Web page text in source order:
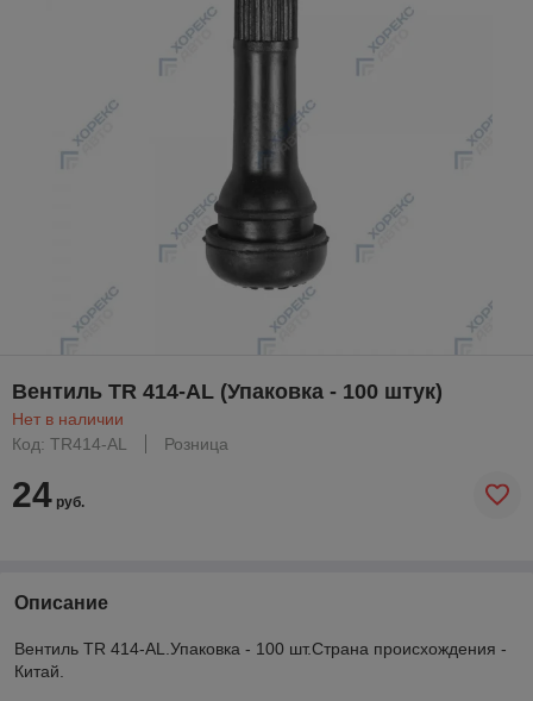
Вентиль TR 414-AL (Упаковка - 100 штук)
Нет в наличии
Код: TR414-AL
Розница
24 руб.
Описание
Вентиль TR 414-AL.Упаковка - 100 шт.Страна происхождения -
Китай.